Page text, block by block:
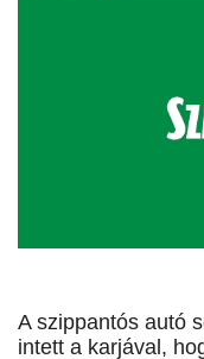
A szippantós autó
intett a karjával,